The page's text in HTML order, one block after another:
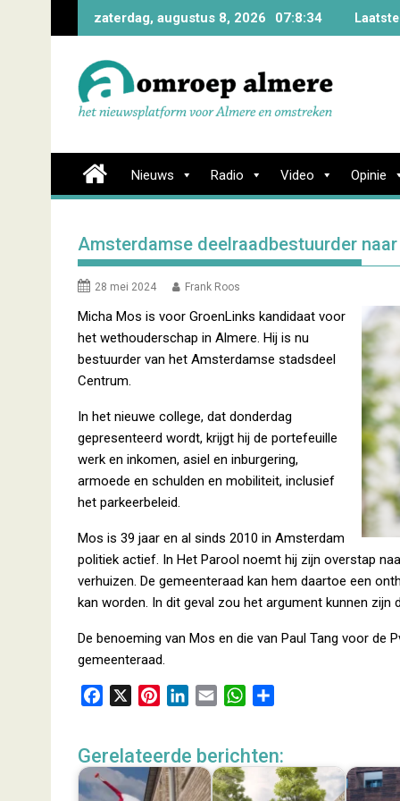
zaterdag, augustus 8, 2026 07:8:35
Nieuws Radio Video Opinie
Amsterdamse deelraadbestuurder
28 mei 2024 Frank Roos
Micha Mos is voor GroenLinks kandidaat voor
het wethouderschap in Almere. Hij is nu
bestuurder van het Amsterdamse stadsdeel
Centrum.
In het nieuwe college, dat donderdag
gepresenteerd wordt, krijgt hij de portefeuille
werk en inkomen, asiel en inburgering,
armoede en schulden en mobiliteit, inclusief
het parkeerbeleid.
Mos is 39 jaar en al sinds 2010 in Amsterdam
politiek actief. In Het Parool noemt hij zijn overstap
verhuizen. De gemeenteraad kan hem daartoe een
kan worden. In dit geval zou het argument kunnen
De benoeming van Mos en die van Paul Tang voor de
gemeenteraad.
e
b
t
e
k
e
i
l
W
t
e
n
Gerelateerde berichten: